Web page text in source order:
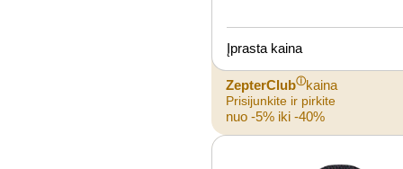
Įprasta kaina
ZepterClubⓘkaina
Prisijunkite ir pirkite
nuo -5% iki -40%